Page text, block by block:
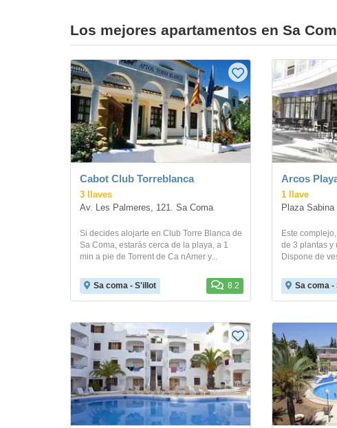
Los mejores apartamentos en Sa
Cabot Club Torreblanca
3 llaves
Av. Les Palmeres, 121. Sa Coma
Si decides alojarte en Club Torre Blanca de
Sa Coma, estarás cerca de la playa, a 1
min a pie de Torrent de Ca nAmer y...
Sa coma - S'illot 8.2
Arcos
1 llave
Plaza
Este
de 3 plantas y
Dispone de
Sa coma -